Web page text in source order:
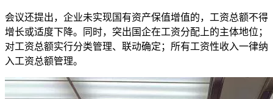
会议还提出，企业未实现国有资产保值增值的，工资总额不得
增长或适度下降。同时，突出国企在工资分配上的主体地位；
对工资总额实行分类管理、联动确定；所有工资性收入一律纳
入工资总额管理。